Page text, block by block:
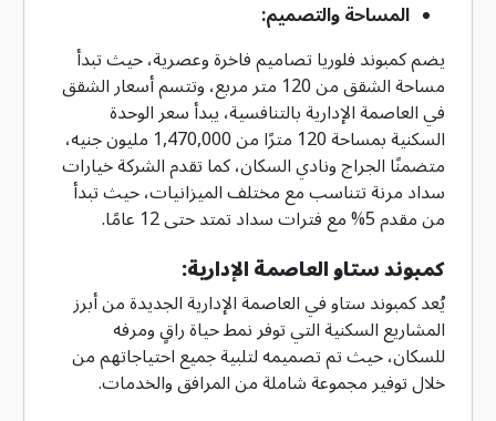
المساحة والتصميم:
يضم كمبوند فلوريا تصاميم فاخرة وعصرية، حيث تبدأ
مساحة الشقق من 120 متر مربع، وتتسم أسعار الشقق
في العاصمة الإدارية بالتنافسية، يبدأ سعر الوحدة
السكنية بمساحة 120 مترًا من 1,470,000 مليون جنيه،
متضمنًا الجراج ونادي السكان، كما تقدم الشركة خيارات
سداد مرنة تتناسب مع مختلف الميزانيات، حيث تبدأ
من مقدم 5% مع فترات سداد تمتد حتى 12 عامًا.
كمبوند ستاو العاصمة الإدارية:
يُعد كمبوند ستاو في العاصمة الإدارية الجديدة من أبرز
المشاريع السكنية التي توفر نمط حياة راقٍ ومرفه
للسكان، حيث تم تصميمه لتلبية جميع احتياجاتهم من
خلال توفير مجموعة شاملة من المرافق والخدمات.